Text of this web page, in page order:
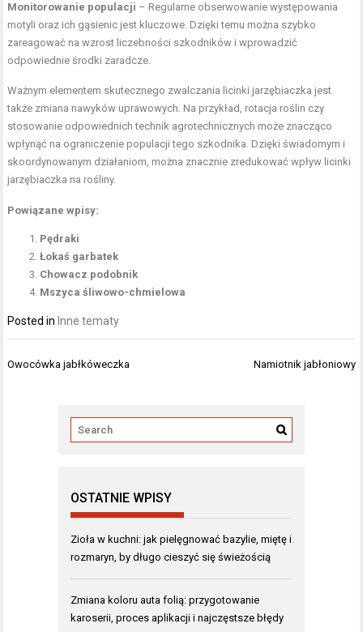
Monitorowanie populacji – Regularne obserwowanie występowania
motyli oraz ich gąsienic jest kluczowe. Dzięki temu można szybko
zareagować na wzrost liczebności szkodników i wprowadzić
odpowiednie środki zaradcze.
Ważnym elementem skutecznego zwalczania licinki jarzębiaczka jest
także zmiana nawyków uprawowych. Na przykład, rotacja roślin czy
stosowanie odpowiednich technik agrotechnicznych może znacząco
wpłynąć na ograniczenie populacji tego szkodnika. Dzięki świadomym i
skoordynowanym działaniom, można znacznie zredukować wpływ licinki
jarzębiaczka na rośliny.
Powiązane wpisy:
Pędraki
Łokaś garbatek
Chowacz podobnik
Mszyca śliwowo-chmielowa
Posted in Inne tematy
Nawigacja
Owocówka jabłkóweczka Namiotnik jabłoniowy
OSTATNIE WPISY
Zioła w kuchni: jak pielęgnować bazylie, miętę i
rozmaryn, by długo cieszyć się świeżością
Zmiana koloru auta folią: przygotowanie
karoserii, proces aplikacji i najczęstsze błędy